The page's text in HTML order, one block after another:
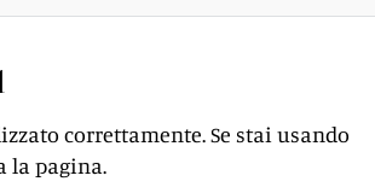
correttamente. Se stai usando
la pagina.